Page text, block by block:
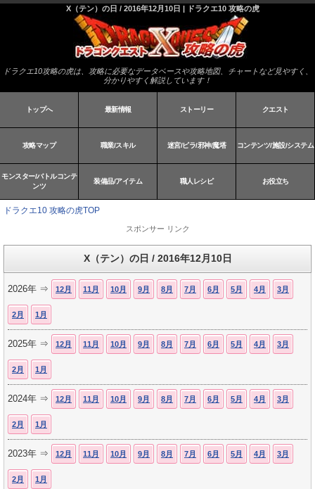
X（テン）の日 / 2016年12月10日 | ドラクエ10 攻略の虎
ドラクエ10攻略の虎は、攻略に必要なデータベースや攻略地図、チャートなど見やすく、
分かりやすく解説しています！
トップへ 最新情報 ストーリー クエスト
攻略マップ 職業/スキル 迷宮/ピラ/邪神/魔塔 コンテンツ/施設/システム
モンスター/バトルコンテ
ンツ
装備品/アイテム 職人レシピ お役立ち
ドラクエ10 攻略の虎TOP
スポンサー リンク
X（テン）の日 / 2016年12月10日
2026年 ⇒ 12月 11月 10月 9月 8月 7月 6月 5月 4月 3月
2月 1月
2025年 ⇒ 12月 11月 10月 9月 8月 7月 6月 5月 4月 3月
2月 1月
2024年 ⇒ 12月 11月 10月 9月 8月 7月 6月 5月 4月 3月
2月 1月
2023年 ⇒ 12月 11月 10月 9月 8月 7月 6月 5月 4月 3月
2月 1月